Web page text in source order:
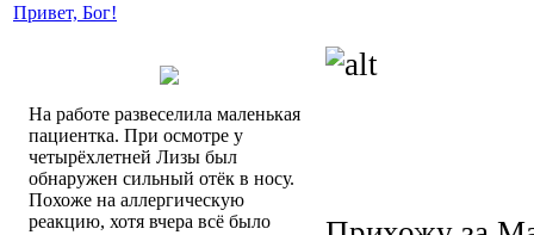
Привет, Бог!
На работе развеселила маленькая
пациентка. При осмотре у
четырёхлетней Лизы был
обнаружен сильный отёк в носу.
Похоже на аллергическую
реакцию, хотя вчера всё было